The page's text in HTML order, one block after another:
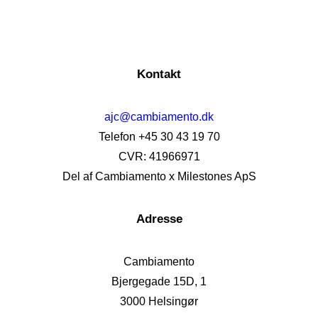
Kontakt
ajc@cambiamento.dk
Telefon +45 30 43 19 70
CVR: 41966971
Del af Cambiamento x Milestones ApS
Adresse
Cambiamento
Bjergegade 15D, 1
3000 Helsingør